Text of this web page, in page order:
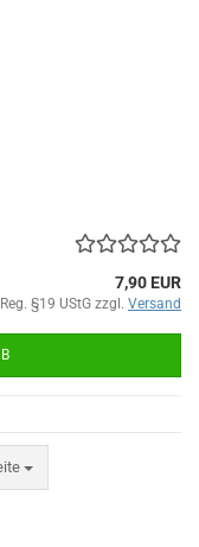
7,90 EUR
§19 UStG zzgl. Versand